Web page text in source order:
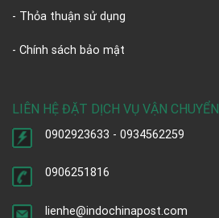
- Thỏa thuận sử dụng
- Chính sách bảo mật
LIÊN HỆ ĐẶT DỊCH VỤ VẬN CHUYỂN
0902923633 - 0934562259
0906251816
lienhe@indochinapost.com